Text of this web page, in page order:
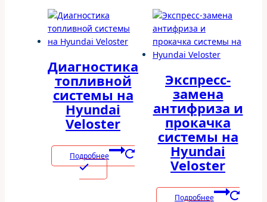
Диагностика
топливной
системы на
Hyundai
Veloster
Подробнее
Экспресс-
замена
антифриза и
прокачка
системы на
Hyundai
Veloster
Подробнее